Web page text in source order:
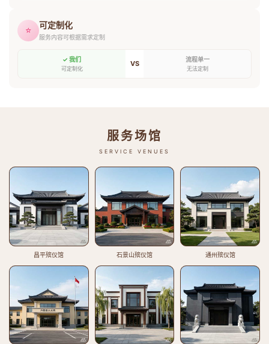
⭐ 可定制化
服务内容可根据需求定制
✓ 我们
可定制化
VS 流程单一
无法定制
服务场馆
SERVICE VENUES
昌平殡仪馆 石景山殡仪馆 通州殡仪馆